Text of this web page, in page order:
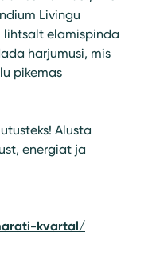
Livingu
lihtsalt elamispinda
harjumusi, mis
pikemas
Alusta
energiat ja
kvartal/